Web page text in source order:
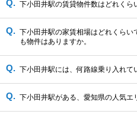
下小田井駅の賃貸物件数はどれくら
下小田井駅の家賃相場はどれくらい
も物件はありますか。
下小田井駅には、何路線乗り入れて
下小田井駅がある、愛知県の人気エ